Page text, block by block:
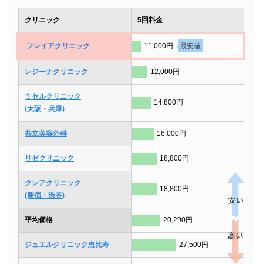
クリニック 5回料金
フレイアクリニック 11,000円 最安値
レジーナクリニック 12,000円
ミセルクリニック
(大阪・兵庫)
14,800円
共立美容外科 16,000円
リゼクリニック 18,800円
クレアクリニック
(新宿・渋谷)
18,800円
平均価格 20,290円
ジュエルクリニック恵比寿 27,500円